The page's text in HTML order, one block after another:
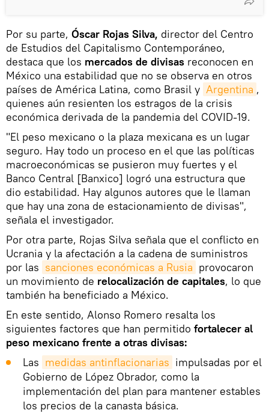
Por su parte, Óscar Rojas Silva, director del Centro
de Estudios del Capitalismo Contemporáneo,
destaca que los mercados de divisas reconocen en
México una estabilidad que no se observa en otros
países de América Latina, como Brasil y Argentina ,
quienes aún resienten los estragos de la crisis
económica derivada de la pandemia del COVID-19.
"El peso mexicano o la plaza mexicana es un lugar
seguro. Hay todo un proceso en el que las políticas
macroeconómicas se pusieron muy fuertes y el
Banco Central [Banxico] logró una estructura que
dio estabilidad. Hay algunos autores que le llaman
que hay una zona de estacionamiento de divisas",
señala el investigador.
Por otra parte, Rojas Silva señala que el conflicto en
Ucrania y la afectación a la cadena de suministros
por las sanciones económicas a Rusia provocaron
un movimiento de relocalización de capitales, lo que
también ha beneficiado a México.
En este sentido, Alonso Romero resalta los
siguientes factores que han permitido fortalecer al
peso mexicano frente a otras divisas:
Las medidas antinflacionarias impulsadas por el
Gobierno de López Obrador, como la
implementación del plan para mantener estables
los precios de la canasta básica.